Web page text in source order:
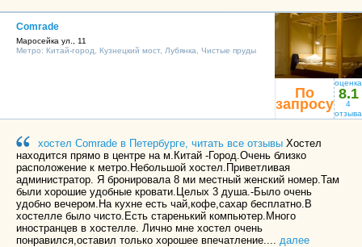
Comrade
Маросейка ул., 11
Метро: Китай-город Кузнецкий мост, Лубянка Чистые пруды
По
запросу
оценка
8.1
4
отзыва
хостел Comrade в Петербурге, читать все отзывы Хостел
находится прямо в центре на м.Китай -Город.Очень близко
расположение к метро.Небольшой хостел.Приветливая
администратор. Я бронировала 8 ми местный женский номер.Там
были хорошие удобные кровати.Целых 3 душа.-Было очень
удобно вечером.На кухне есть чай,кофе,сахар бесплатно.В
хостелле было чисто.Есть старенький компьютер.Много
иностранцев в хостелле. Лично мне хостел очень
понравился,оставил только хорошее впечатление.... далее